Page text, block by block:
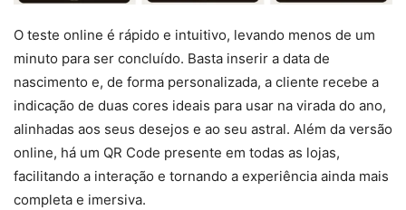
O teste online é rápido e intuitivo, levando menos de um
minuto para ser concluído. Basta inserir a data de
nascimento e, de forma personalizada, a cliente recebe a
indicação de duas cores ideais para usar na virada do ano,
alinhadas aos seus desejos e ao seu astral. Além da versão
online, há um QR Code presente em todas as lojas,
facilitando a interação e tornando a experiência ainda mais
completa e imersiva.